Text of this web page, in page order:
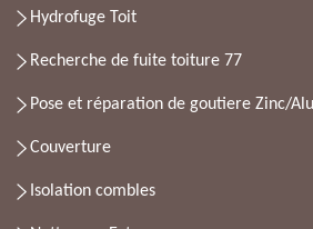
Hydrofuge Toit
Recherche de fuite toiture 77
Pose et réparation de goutiere Zinc/
Couverture
Isolation combles